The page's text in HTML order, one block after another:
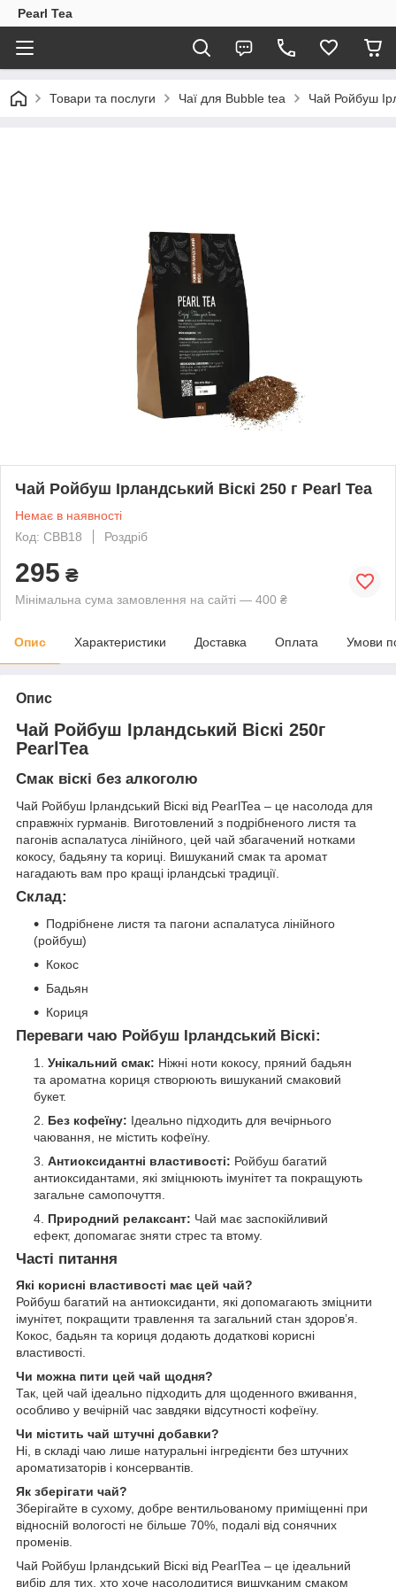
Pearl Tea
Товари та послуги Чаї для Bubble tea Чай Ройбуш
Чай Ройбуш Ірландський Віскі 250 г Pearl Tea
Немає в наявності
Код: CBB18
Роздріб
295 ₴
Мінімальна сума замовлення на сайті — 400 ₴
Опис Характеристики Доставка Оплата Умови
Опис
Чай Ройбуш Ірландський Віскі 250г
PearlTea
Смак віскі без алкоголю
Чай Ройбуш Ірландський Віскі від PearlTea – це насолода для
справжніх гурманів. Виготовлений з подрібненого листя та
пагонів аспалатуса лінійного, цей чай збагачений нотками
кокосу, бадьяну та кориці. Вишуканий смак та аромат
нагадають вам про кращі ірландські традиції.
Склад:
Подрібнене листя та пагони аспалатуса лінійного
(ройбуш)
Кокос
Бадьян
Кориця
Переваги чаю Ройбуш Ірландський Віскі:
Унікальний смак: Ніжні ноти кокосу, пряний бадьян
та ароматна кориця створюють вишуканий смаковий
букет.
Без кофеїну: Ідеально підходить для вечірнього
чаювання, не містить кофеїну.
Антиоксидантні властивості: Ройбуш багатий
антиоксидантами, які зміцнюють імунітет та покращують
загальне самопочуття.
Природний релаксант: Чай має заспокійливий
ефект, допомагає зняти стрес та втому.
Часті питання
Які корисні властивості має цей чай?
Ройбуш багатий на антиоксиданти, які допомагають зміцнити
імунітет, покращити травлення та загальний стан здоров’я.
Кокос, бадьян та кориця додають додаткові корисні
властивості.
Чи можна пити цей чай щодня?
Так, цей чай ідеально підходить для щоденного вживання,
особливо у вечірній час завдяки відсутності кофеїну.
Чи містить чай штучні добавки?
Ні, в складі чаю лише натуральні інгредієнти без штучних
ароматизаторів і консервантів.
Як зберігати чай?
Зберігайте в сухому, добре вентильованому приміщенні при
відносній вологості не більше 70%, подалі від сонячних
променів.
Чай Ройбуш Ірландський Віскі від PearlTea – це ідеальний
вибір для тих, хто хоче насолодитися вишуканим смаком